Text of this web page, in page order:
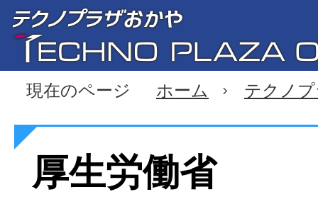
現在のページ ホーム テクノ
厚生労働省